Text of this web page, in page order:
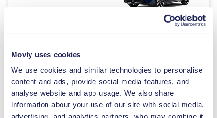
Movly uses cookies
We use cookies and similar technologies to personalise
content and ads, provide social media features, and
analyse website and app usage. We also share
information about your use of our site with social media,
advertising, and analytics partners, who may combine it
Toyota Proace
of soortgelijk